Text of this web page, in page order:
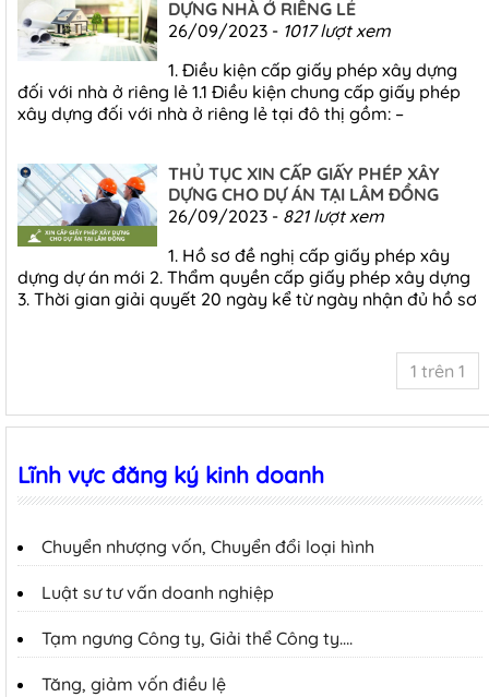
DỰNG NHÀ Ở RIÊNG LẺ
26/09/2023 - 1017 lượt xem
1. Điều kiện cấp giấy phép xây dựng
đối với nhà ở riêng lẻ 1.1 Điều kiện chung cấp giấy phép
xây dựng đối với nhà ở riêng lẻ tại đô thị gồm: –
THỦ TỤC XIN CẤP GIẤY PHÉP XÂY
DỰNG CHO DỰ ÁN TẠI LÂM ĐỒNG
26/09/2023 - 821 lượt xem
1. Hồ sơ đề nghị cấp giấy phép xây
dựng dự án mới 2. Thẩm quyền cấp giấy phép xây dựng
3. Thời gian giải quyết 20 ngày kể từ ngày nhận đủ hồ sơ
1 trên 1
Lĩnh vực đăng ký kinh doanh
Chuyển nhượng vốn, Chuyển đổi loại hình
Luật sư tư vấn doanh nghiệp
Tạm ngưng Công ty, Giải thể Công ty….
Tăng, giảm vốn điều lệ